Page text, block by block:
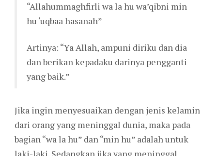
“Allahummaghfirli wa la hu wa’qibni min
hu ‘uqbaa hasanah”
Artinya: “Ya Allah, ampuni diriku dan dia
dan berikan kepadaku darinya pengganti
yang baik.”
Jika ingin menyesuaikan dengan jenis kelamin
dari orang yang meninggal dunia, maka pada
bagian “wa la hu” dan “min hu” adalah untuk